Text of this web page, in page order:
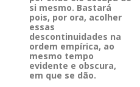
si mesmo. Bastará
pois, por ora, acolher
essas
descontinuidades na
ordem empírica, ao
mesmo tempo
evidente e obscura,
em que se dão.